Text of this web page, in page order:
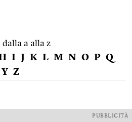
a alla z
I J K L M N O P Q
Y Z
PUBBLICITÀ